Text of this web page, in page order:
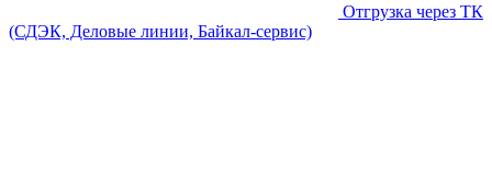
Отгрузка через ТК
(СДЭК, Деловые линии, Байкал-сервис)